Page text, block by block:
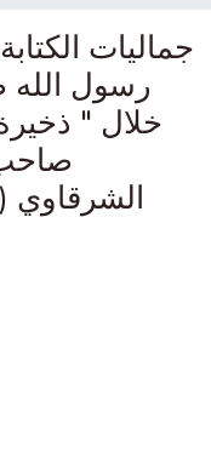
جماليات
رسول
خلال "